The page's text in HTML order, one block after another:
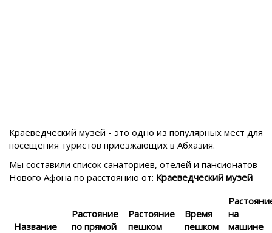
Краеведческий музей - это одно из популярных мест для
посещения туристов приезжающих в Абхазия.
Мы составили список санаториев, отелей и пансионатов
Нового Афона по расстоянию от: Краеведческий музей
Название
Растояние
по прямой
Растояние
пешком
Время
пешком
на
машине